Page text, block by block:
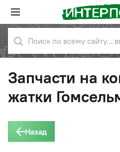
Запчасти на
жатки
Назад